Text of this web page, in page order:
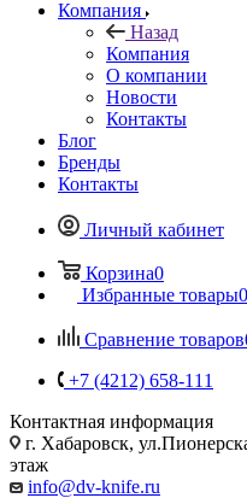
Компания
Назад
Компания
О компании
Новости
Контакты
Блог
Бренды
Контакты
Личный кабинет
Корзина0
Избранные товары0
Сравнение товаров
+7 (4212) 658-111
Контактная информация
г. Хабаровск,
этаж
info@dv-knife.ru